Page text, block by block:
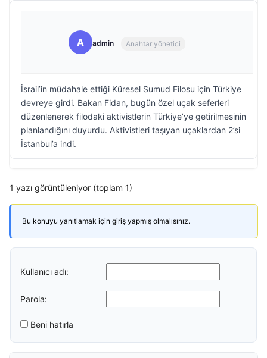
A admin Anahtar yönetici
İsrail’in müdahale ettiği Küresel Sumud Filosu için Türkiye
devreye girdi. Bakan Fidan, bugün özel uçak seferleri
düzenlenerek filodaki aktivistlerin Türkiye’ye getirilmesinin
planlandığını duyurdu. Aktivistleri taşıyan uçaklardan 2’si
İstanbul’a indi.
1 yazı görüntüleniyor (toplam 1)
Bu konuyu yanıtlamak için giriş yapmış olmalısınız.
Kullanıcı adı:
Parola:
Beni hatırla